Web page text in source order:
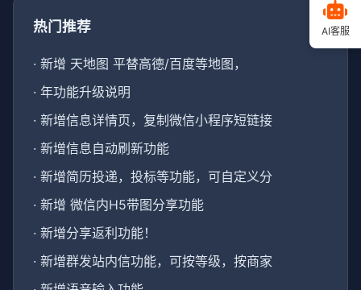
热门推荐
· 新增 天地图 平替高德/百度等地图，
· 年功能升级说明
· 新增信息详情页，复制微信小程序短链接
· 新增信息自动刷新功能
· 新增简历投递，投标等功能，可自定义分
· 新增 微信内H5带图分享功能
· 新增分享返利功能！
· 新增群发站内信功能，可按等级，按商家
AI客服